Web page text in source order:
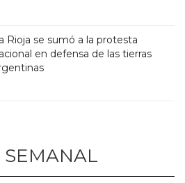
Rioja se sumó a la protesta
en defensa de las tierras
SEMANAL